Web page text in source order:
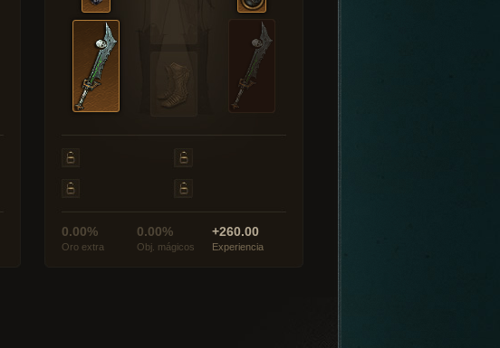
0.00%
Oro extra
0.00%
Obj. mágicos
+260.00
Experiencia